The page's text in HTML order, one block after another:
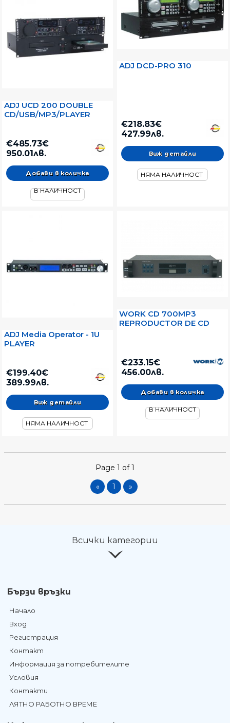
ADJ UCD 200 DOUBLE
CD/USB/MP3/PLAYER
€485.73€
950.01лв.
В НАЛИЧНОСТ
ADJ DCD-PRO 310
€218.83€
427.99лв.
Виж детайли
НЯМА НАЛИЧНОСТ
ADJ Media Operator - 1U
PLAYER
€199.40€
389.99лв.
Виж детайли
НЯМА НАЛИЧНОСТ
WORK CD 700MP3
REPRODUCTOR DE CD
€233.15€
456.00лв.
В НАЛИЧНОСТ
Page 1 of 1
« 1 »
Всички категории
Бързи връзки
Начало
Вход
Регистрация
Контакт
Информация за потребителите
Условия
Контакти
ЛЯТНО РАБОТНО ВРЕМЕ